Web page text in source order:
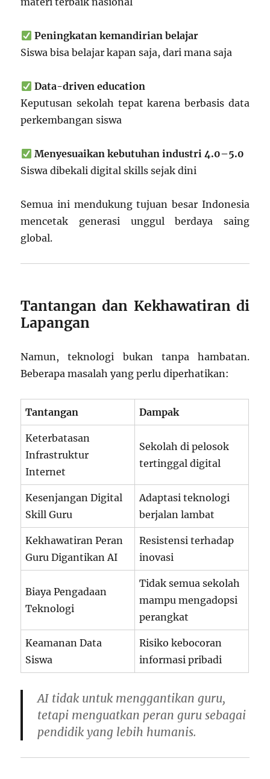
Peningkatan kemandirian belajar
Siswa bisa belajar kapan saja, dari mana saja
Data-driven education
Keputusan sekolah tepat karena berbasis data
perkembangan siswa
Menyesuaikan kebutuhan industri 4.0–5.0
Siswa dibekali digital skills sejak dini
Semua ini mendukung tujuan besar Indonesia
mencetak generasi unggul berdaya saing
global.
Tantangan dan Kekhawatiran di
Lapangan
Namun, teknologi bukan tanpa hambatan.
Beberapa masalah yang perlu diperhatikan:
Tantangan Dampak
Keterbatasan
Infrastruktur
Internet
Sekolah di pelosok
tertinggal digital
Kesenjangan Digital
Skill Guru
Adaptasi teknologi
berjalan lambat
Kekhawatiran Peran
Guru Digantikan AI
Resistensi terhadap
inovasi
Biaya Pengadaan
Teknologi
Tidak semua sekolah
mampu mengadopsi
perangkat
Keamanan Data
Siswa
Risiko kebocoran
informasi pribadi
AI tidak untuk menggantikan guru,
tetapi menguatkan peran guru sebagai
pendidik yang lebih humanis.